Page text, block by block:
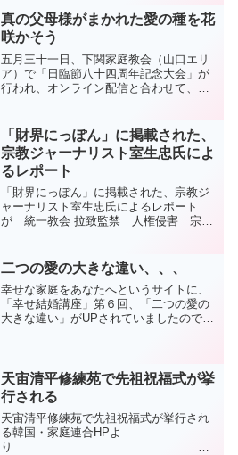
真の父母様がまかれた愛の種を花
咲かそう
五月三十一日、下関家庭教会（山口エリ
ア）で「日臨節八十四周年記念大会」が
行われ、オンライン配信と合わせて、食
讐を愛する道を行かれた真の父母様を証
しし、「我々自身が、愛の...
「財界にっぽん」に掲載された、
宗教ジャーナリスト室生忠氏によ
るレポート
「財界にっぽん」に掲載された、宗教ジ
ャーナリスト室生忠氏によるレポート
が 統一教会 拉致監禁 人権侵害 宗教
2011 *** ...
二つの愛の大きな違い、、、
幸せな家庭をあなたへというサイトに、
「幸せ結婚講座」第６回、「二つの愛の
大きな違い」がUPされていましたのでご
値観を共有することが必須ですが、と...
天宙清平修練苑で先祖祝福式が挙
行される
天宙清平修練苑で先祖祝福式が挙行され
る韓国・家庭連合HPよ
り